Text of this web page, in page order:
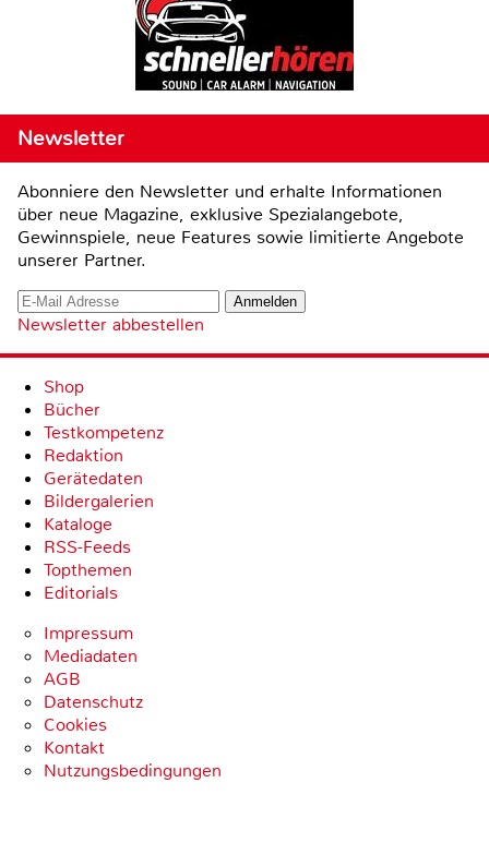
Newsletter
Abonniere den Newsletter und erhalte Informationen
über neue Magazine, exklusive Spezialangebote,
Gewinnspiele, neue Features sowie limitierte Angebote
unserer Partner.
Newsletter abbestellen
Shop
Bücher
Testkompetenz
Redaktion
Gerätedaten
Bildergalerien
Kataloge
RSS-Feeds
Topthemen
Editorials
Impressum
Mediadaten
AGB
Datenschutz
Cookies
Kontakt
Nutzungsbedingungen